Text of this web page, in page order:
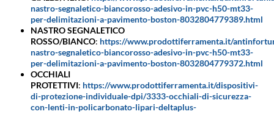
nastro-segnaletico-biancorosso-adesivo-in-pvc-h50-mt33-
per-delimitazioni-a-pavimento-boston-8032804779389.html
NASTRO SEGNALETICO
ROSSO/BIANCO: https://www.prodottiferramenta.it/
nastro-segnaletico-biancorosso-adesivo-in-pvc-h50-mt33-
per-delimitazioni-a-pavimento-boston-8032804779372.html
OCCHIALI
PROTETTIVI: https://www.prodottiferramenta.it/dispositivi-
di-protezione-individuale-dpi/3333-occhiali-di-sicurezza-
con-lenti-in-policarbonato-lipari-deltaplus-